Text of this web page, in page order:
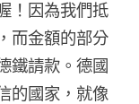
！因為我們抵
而金額的部分
鐵請款。德國
的國家，就像